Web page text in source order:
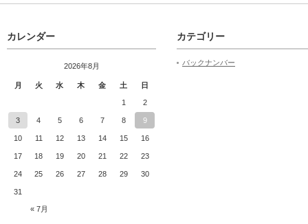
カレンダー
2026年8月
月 火 水 木 金 土 日
« 7月
1 2
3 4 5 6 7 8 9
10 11 12 13 14 15 16
17 18 19 20 21 22 23
24 25 26 27 28 29 30
31
カテゴリー
バックナンバー